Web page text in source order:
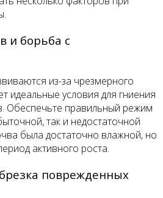
и борьба с
из-за чрезмерного
идеальные условия для гниения
Обеспечьте правильный режим
так и недостаточной
была достаточно влажной, но
активного роста.
поврежденных